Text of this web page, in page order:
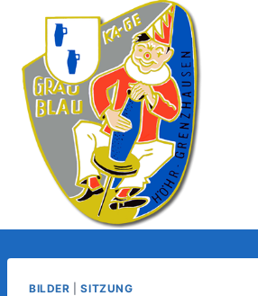
springen
BILDER |SITZUNG